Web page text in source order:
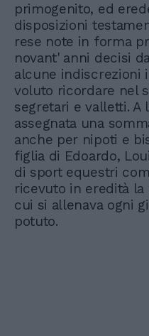
primogenito, ed
disposizioni
rese note in forma
novant' anni decisi
alcune indiscrezioni
voluto ricordare nel
segretari e valletti. A
assegnata una
anche per nipoti e
figlia di Edoardo,
di sport equestri
ricevuto in eredità la
cui si allenava ogni
potuto.